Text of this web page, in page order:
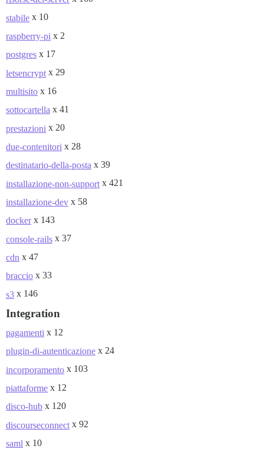
stabile x 10
raspberry-pi x 2
postgres x 17
letsencrypt x 29
multisito x 16
sottocartella x 41
prestazioni x 20
due-contenitori x 28
destinatario-della-posta x 39
installazione-non-support x 421
installazione-dev x 58
docker x 143
console-rails x 37
cdn x 47
braccio x 33
s3 x 146
Integration
pagamenti x 12
plugin-di-autenticazione x 24
incorporamento x 103
piattaforme x 12
disco-hub x 120
discourseconnect x 92
saml x 10